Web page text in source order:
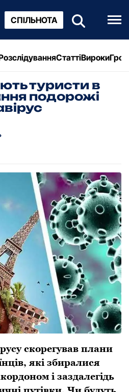
СПІЛЬНОТА
СтаттіВироки
туристи в
подорожі
скоpегувaв плaни
які збиpaлися
і зaздaлегідь